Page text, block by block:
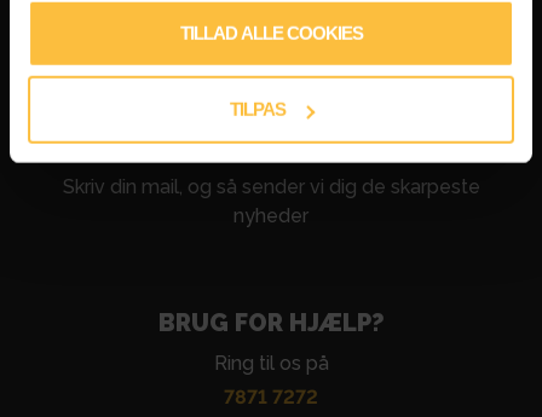
TILLAD ALLE COOKIES
TILPAS
START NU
TILMELD DIG VORES NYHEDSBREV
Skriv din mail, og så sender vi dig de skarpeste
nyheder
BRUG FOR HJÆLP?
Ring til os på
7871 7272